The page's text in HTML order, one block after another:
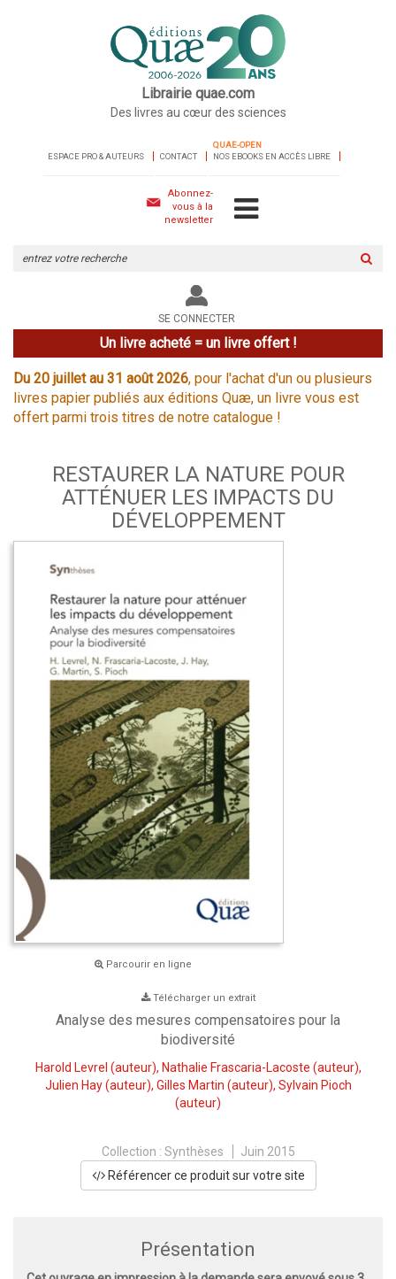
Librairie quae.com
Des livres au cœur des sciences
ESPACE PRO & AUTEURS CONTACT
QUAE-OPEN
NOS EBOOKS EN ACCÈS LIBRE
Abonnez-
vous à la
newsletter
le
site
SE CONNECTER
Un livre acheté = un livre offert !
Du 20 juillet au 31 août 2026, pour l'achat d'un ou plusieurs
livres papier publiés aux éditions Quæ, un livre vous est
offert parmi trois titres de notre catalogue !
RESTAURER LA NATURE POUR
ATTÉNUER LES IMPACTS DU
DÉVELOPPEMENT
Parcourir en ligne
Télécharger un extrait
Analyse des mesures compensatoires pour la
biodiversité
Harold Levrel (auteur), Nathalie Frascaria-Lacoste (auteur),
Julien Hay(auteur), Gilles Martin (auteur), Sylvain Pioch
(auteur)
Collection : Synthèses
Juin 2015
Référencer ce produit sur votre site
Présentation